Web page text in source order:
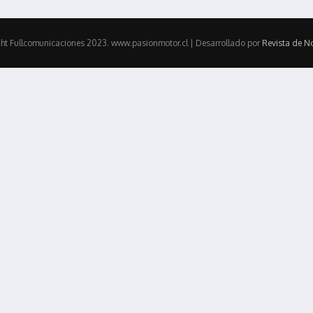
Fullcomunicaciones 2023. www.pasionmotor.cl | Desarrollado por Revista de